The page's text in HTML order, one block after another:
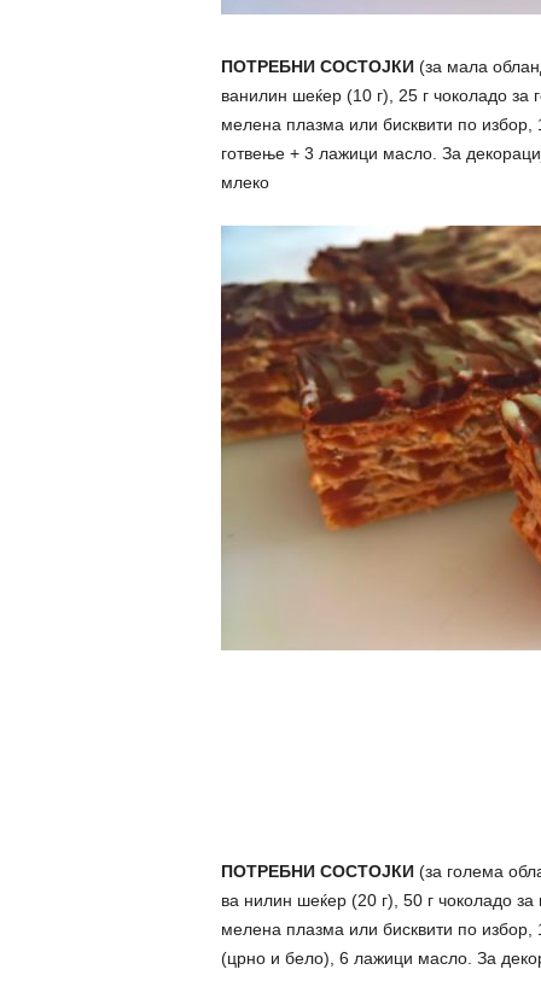
ПОТРЕБНИ СОСТОЈКИ(за мала
ванилин шеќер (10 г), 25 г чоколадо
мелена плазма или бисквити по избор,
готвење + 3 лажици масло. За
млеко
ПОТРЕБНИ СОСТОЈКИ(за голема
ва нилин шеќер (20 г), 50 г чоколадо
мелена плазма или бисквити по избор,
(црно и бело), 6 лажици масло. За